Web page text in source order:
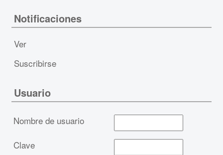
Notificaciones
Ver
Suscribirse
Usuario
Nombre de usuario
Clave